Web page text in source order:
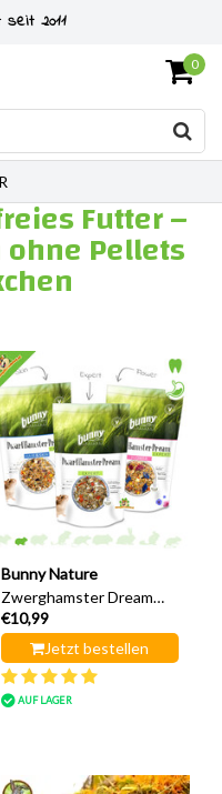
2011
0
Futter –
Pellets
Bunny Nature
Zwerghamster Dream
Expert 500 Gramm
€10,99
Jetzt bestellen
AUF LAGER